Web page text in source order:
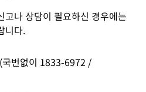
고나 상담이 필요하신 경우에는
니다.
국번없이 1833-6972 /